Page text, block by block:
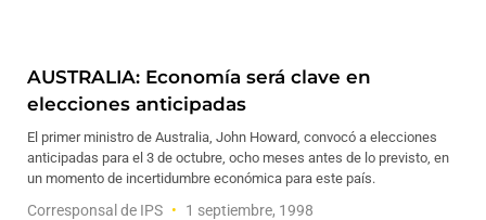
AUSTRALIA: Economía será clave en
elecciones anticipadas
El primer ministro de Australia, John Howard, convocó a elecciones
anticipadas para el 3 de octubre, ocho meses antes de lo previsto, en
un momento de incertidumbre económica para este país.
Corresponsal de IPS 1 septiembre, 1998